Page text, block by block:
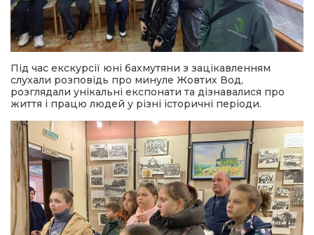
Під час екскурсії юні бахмутяни з зацікавленням
слухали розповідь про минуле Жовтих Вод,
розглядали унікальні експонати та дізнавалися про
життя і працю людей у різні історичні періоди.